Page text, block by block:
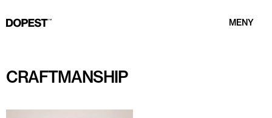
MENY
CRAFTMANSHIP